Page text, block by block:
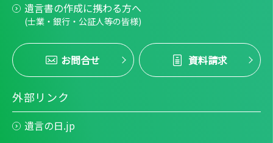
遺言書の作成に携わる方へ
(士業・銀行・公証人等の皆様)
お問合せ 資料請求
外部リンク
遺言の日.jp